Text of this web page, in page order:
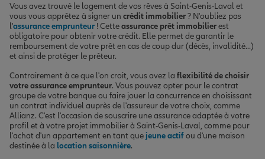
Vous avez trouvé le logement de vos rêves à Saint-Genis-Laval et
vous vous apprêtez à signer un crédit immobilier? N'oubliez pas
l'assurance emprunteur ! Cetteassurance prêt immobilierest
obligatoire pour obtenir votre crédit. Elle permet de garantir le
remboursement de votre prêt en cas de coup dur (décès, invalidité...)
et ainsi de protéger le prêteur.
Contrairement à ce que l'on croit, vous avez la flexibilité de choisir
votre assurance emprunteur. Vous pouvez opter pour le contrat
groupe de votre banque ou faire jouer la concurrence en choisissant
un contrat individuel auprès de l'assureur de votre choix, comme
Allianz. C'est l'occasion de souscrire une assurance adaptée à votre
profil et à votre projet immobilier à Saint-Genis-Laval, comme pour
l'achat d'un appartement en tant que jeune actifou d'une maison
destinée à la location saisonnière.